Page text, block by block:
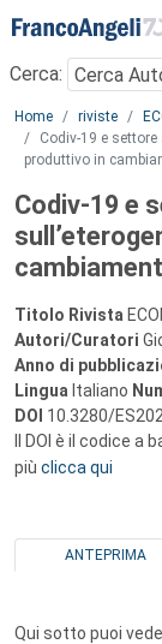
Menu
Cerca:
Main content
Home riviste
Codiv-19 e
produttivo in
Codiv-19 e
Titolo Rivista
Autori/Curatori
Anno di
Lingua Italiano
DOI 10.3280/
Il DOI è il codice
più clicca qui
ANTEPRIMA
Qui sotto puoi